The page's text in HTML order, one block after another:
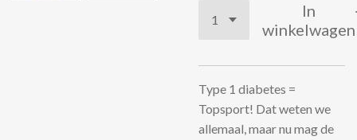
In
winkelwagen
Type 1 diabetes =
Topsport! Dat weten we
allemaal, maar nu mag de